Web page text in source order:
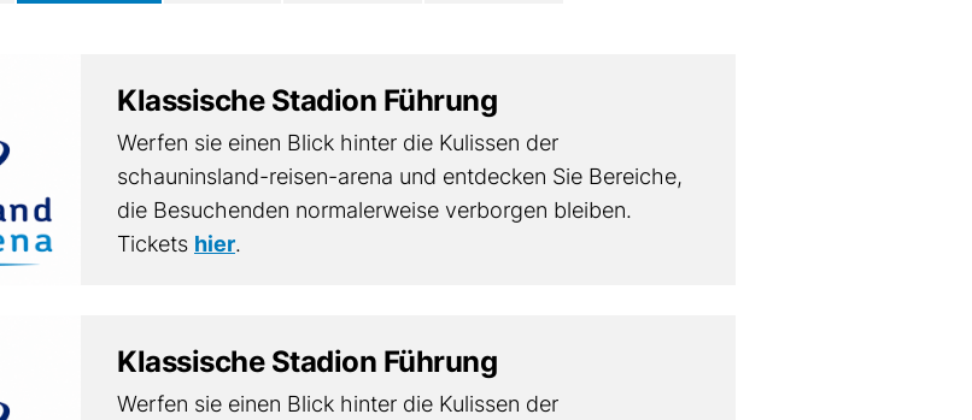
Klassische Stadion Führung
Werfen sie einen Blick hinter die Kulissen der
schauninsland-reisen-arena und entdecken Sie Bereiche,
die Besuchenden normalerweise verborgen bleiben.
Tickets hier.
Klassische Stadion Führung
Werfen sie einen Blick hinter die Kulissen der